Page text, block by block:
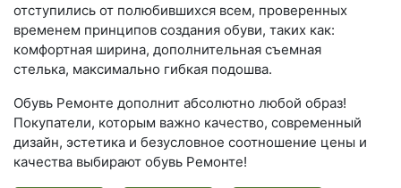
отступились от полюбившихся всем, проверенных
временем принципов создания обуви, таких как:
комфортная ширина, дополнительная съемная
стелька, максимально гибкая подошва.
Обувь Ремонте дополнит абсолютно любой образ!
Покупатели, которым важно качество, современный
дизайн, эстетика и безусловное соотношение цены и
качества выбирают обувь Ремонте!